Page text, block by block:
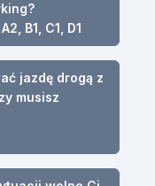
B1, C1, D1
jazdę drogą z
musisz